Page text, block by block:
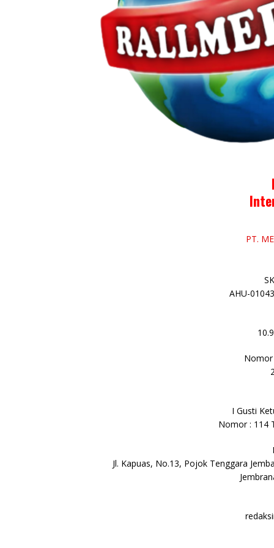
PT.
AHU-
Nomor
I Gusti
Nomor : 114
Jl. Kapuas, No.13, Pojok Tenggara